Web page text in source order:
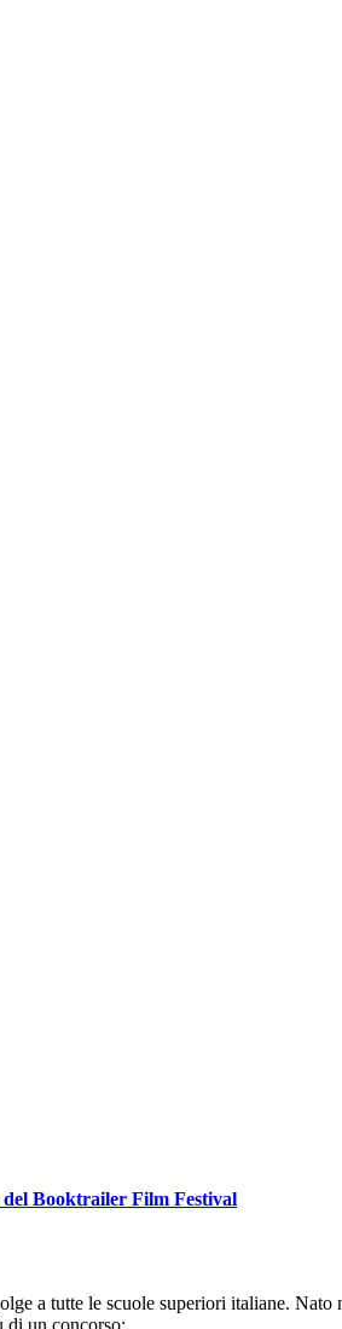
Booktrailer Film Festival
a tutte le scuole superiori italiane. Nato